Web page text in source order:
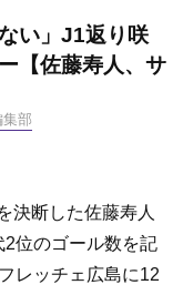
い」J1返り咲
【佐藤寿人、サ
部
決断した佐藤寿人
2位のゴール数を記
レッチェ広島に12